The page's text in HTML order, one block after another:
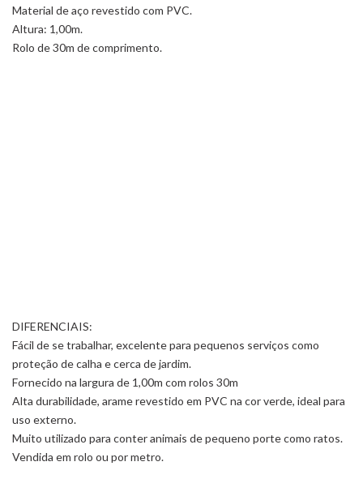
Material de aço revestido com PVC.
Altura: 1,00m.
Rolo de 30m de comprimento.
DIFERENCIAIS:
Fácil de se trabalhar, excelente para pequenos serviços como
proteção de calha e cerca de jardim.
Fornecido na largura de 1,00m com rolos 30m
Alta durabilidade, arame revestido em PVC na cor verde, ideal para
uso externo.
Muito utilizado para conter animais de pequeno porte como ratos.
Vendida em rolo ou por metro.